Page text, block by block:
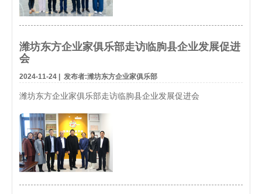
潍坊东方企业家俱乐部走访临朐县企业发展促进
会
2024-11-24 发布者:潍坊东方企业家俱乐部
潍坊东方企业家俱乐部走访临朐县企业发展促进会